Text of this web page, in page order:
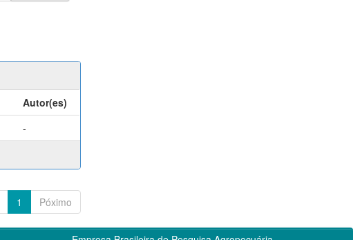
Autor(es)
-
1 Póximo